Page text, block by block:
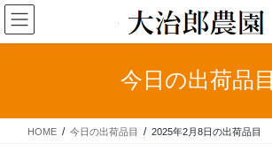
コ
ン
テ
ス
ナ
ビ
ゲ
ン
今日の出荷品目
HOME 今日の出荷品目 2025年2月8日の出荷品目